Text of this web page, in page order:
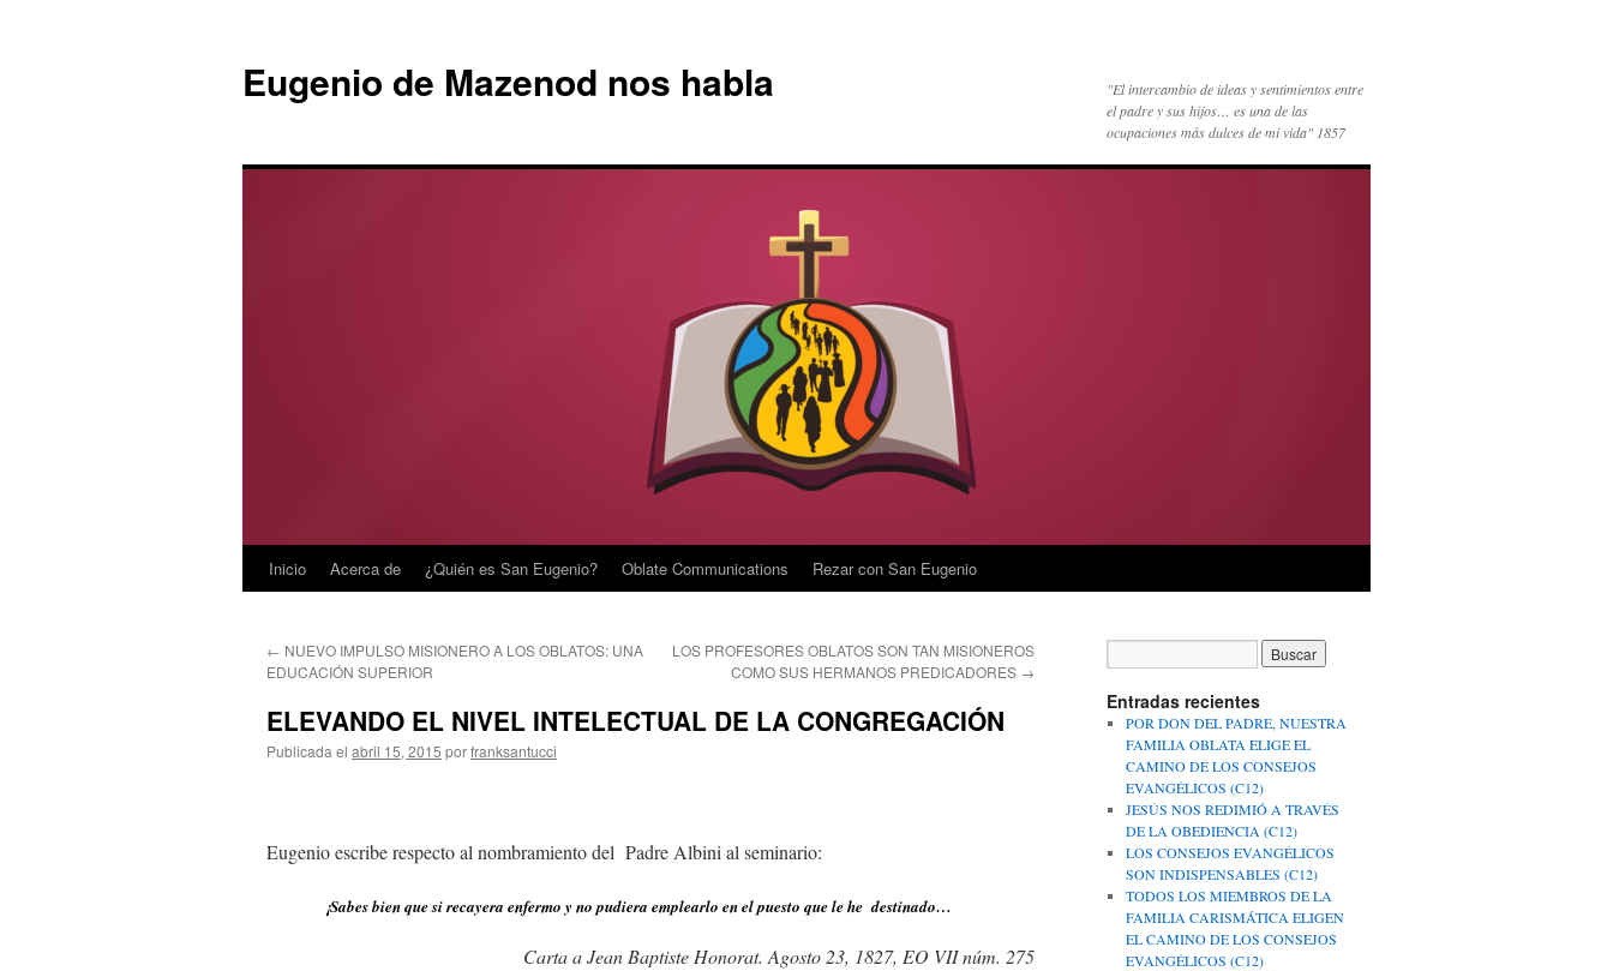
Eugenio de Mazenod nos habla
"El intercambio de ideas y sentimientos entre
el padre y sus hijos… es una de las
ocupaciones màs dulces de mi vida" 1857
Saltar
contenido
Inicio Acerca de ¿Quién es San Eugenio? Oblate Communications Rezar con San Eugenio
← NUEVO IMPULSO MISIONERO A LOS OBLATOS: UNA
EDUCACIÓN SUPERIOR
LOS PROFESORES OBLATOS SON TAN MISIONEROS
COMO SUS HERMANOS PREDICADORES →
ELEVANDO EL NIVEL INTELECTUAL DE LA CONGREGACIÓN
Publicada el abril 15, 2015 porfranksantucci
Eugenio escribe respecto al nombramiento del Padre Albini al seminario:
¡Sabes bien que si recayera enfermo y no pudiera emplearlo en el puesto que le he destinado…
Carta a Jean Baptiste Honorat. Agosto 23, 1827, EO VII núm. 275
Entradas recientes
POR DON DEL PADRE, NUESTRA
FAMILIA OBLATA ELIGE EL
CAMINO DE LOS CONSEJOS
EVANGÉLICOS (C12)
JESÚS NOS REDIMIÓ A TRAVÉS
DE LA OBEDIENCIA (C12)
LOS CONSEJOS EVANGÉLICOS
SON INDISPENSABLES (C12)
TODOS LOS MIEMBROS DE LA
FAMILIA CARISMÁTICA ELIGEN
EL CAMINO DE LOS CONSEJOS
EVANGÉLICOS (C12)